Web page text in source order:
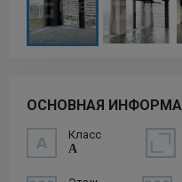
ОСНОВНАЯ
Класс
A